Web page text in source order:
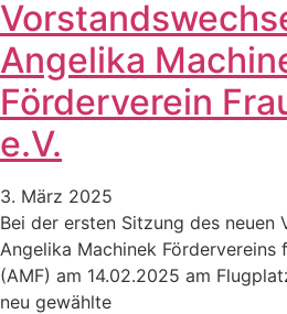
Angelika
Förderverein
e.V.
3. März 2025
Bei der ersten Sitzung des neuen
Angelika Machinek Fördervereins
(AMF) am 14.02.2025 am
neu gewählte